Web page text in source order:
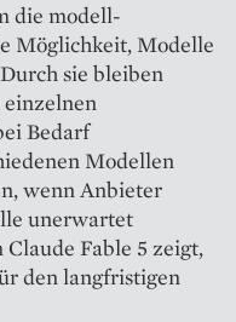
die modell-
Möglichkeit, Modelle
sie bleiben
Bedarf
Modellen
wenn Anbieter
unerwartet
Fable 5 zeigt,
den langfristigen